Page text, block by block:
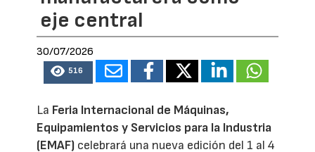
eje central
30/07/2026
516
La Feria Internacional de Máquinas,
Equipamientos y Servicios para la Industria
(EMAF) celebrará una nueva edición del 1 al 4